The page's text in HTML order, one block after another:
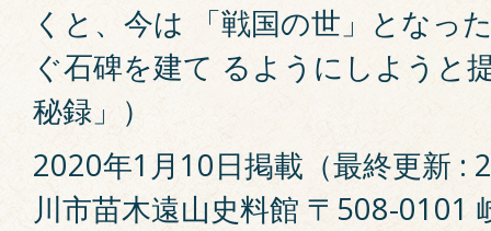
くと、今は 「戦国の世」となっ
ぐ石碑を建て るようにしようと
秘録」）
2020年1月10日掲載（最終更新 :
川市苗木遠山史料館 〒508-0101